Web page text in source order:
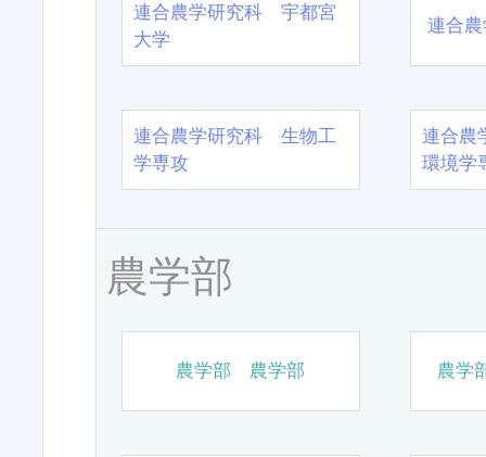
連合農学研究科 宇都宮
大学
連合
連合農学研究科 生物工
学専攻
連合農
環境学
農学部
農学部 農学部 農学